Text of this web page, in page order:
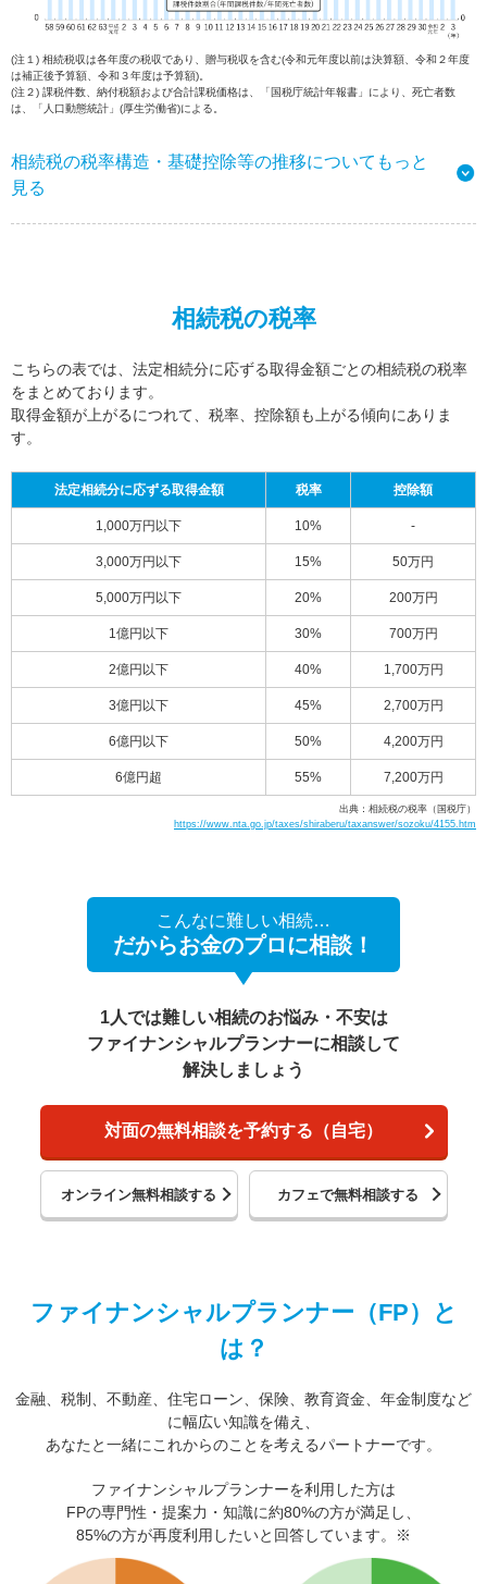
(注１) 相続税収は各年度の税収であり、贈与税収を含む(令和元年度以前は決算額、令和２年度
は補正後予算額、令和３年度は予算額)。
(注２) 課税件数、納付税額および合計課税価格は、「国税庁統計年報書」により、死亡者数
は、「人口動態統計」(厚生労働省)による。
相続税の税率構造・基礎控除等の推移についてもっと
見る
相続税の税率
こちらの表では、法定相続分に応ずる取得金額ごとの相続税の税率
をまとめております。
取得金額が上がるにつれて、税率、控除額も上がる傾向にありま
す。
法定相続分に応ずる取得金額 税率 控除額
1,000万円以下 10% -
3,000万円以下 15% 50万円
5,000万円以下 20% 200万円
1億円以下 30% 700万円
2億円以下 40% 1,700万円
3億円以下 45% 2,700万円
6億円以下 50% 4,200万円
6億円超 55% 7,200万円
出典：相続税の税率（国税庁）
https://www.nta.go.jp/taxes/shiraberu/taxanswer/sozoku/4155.htm
こんなに難しい相続…
だからお金のプロに相談！
1人では難しい相続のお悩み・不安は
ファイナンシャルプランナーに相談して
解決しましょう
対面の無料相談を予約する（自宅）
オンライン無料相談する カフェで無料相談する
ファイナンシャルプランナー（FP）と
は？
金融、税制、不動産、住宅ローン、保険、教育資金、年金制度など
に幅広い知識を備え、
あなたと一緒にこれからのことを考えるパートナーです。
ファイナンシャルプランナーを利用した方は
FPの専門性・提案力・知識に約80%の方が満足し、
85%の方が再度利用したいと回答しています。※